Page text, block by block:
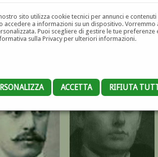
sito utilizza cookie tecnici per annunci e
accedere a informazioni su un dispositivo.
Puoi scegliere di gestire le tue
sulla Privacy per ulteriori informazioni.
ACCETTA RIFIUTA
A B C D E F G